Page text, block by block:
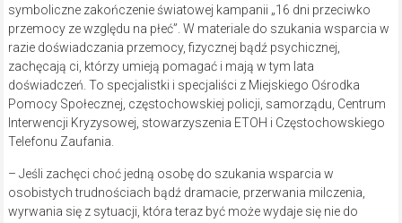
symboliczne zakończenie światowej kampanii „16 dni przeciwko
przemocy ze względu na płeć”. W materiale do szukania wsparcia w
razie doświadczania przemocy, fizycznej bądź psychicznej,
zachęcają ci, którzy umieją pomagać i mają w tym lata
doświadczeń. To specjalistki i specjaliści z Miejskiego Ośrodka
Pomocy Społecznej, częstochowskiej policji, samorządu, Centrum
Interwencji Kryzysowej, stowarzyszenia ETOH i Częstochowskiego
Telefonu Zaufania.
– Jeśli zachęci choć jedną osobę do szukania wsparcia w
osobistych trudnościach bądź dramacie, przerwania milczenia,
wyrwania się z sytuacji, która teraz być może wydaje się nie do